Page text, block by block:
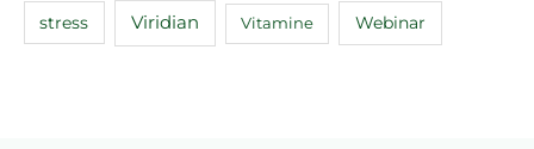
stress Viridian Vitamine Webinar